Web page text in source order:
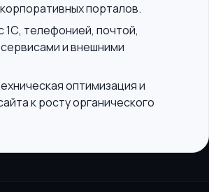
порталов.
1С, телефонией, почтой,
и внешними
оптимизация и
к росту органического